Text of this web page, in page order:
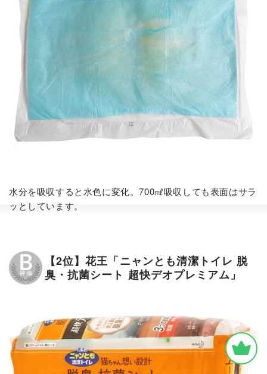
水分を吸収すると水色に変化。700㎖吸収しても表面はサラ
ッとしています。
【2位】花王「ニャンとも清潔トイレ 脱
臭・抗菌シート 超快デオプレミアム」